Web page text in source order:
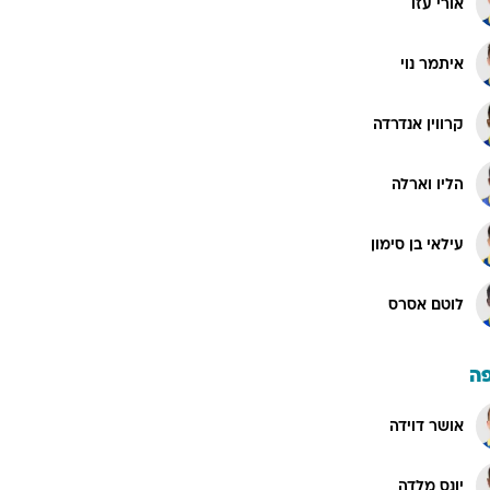
אורי עזו
איתמר נוי
קרווין אנדרדה
הליו וארלה
עילאי בן סימון
לוטם אסרס
אושר דוידה
יונס מלדה